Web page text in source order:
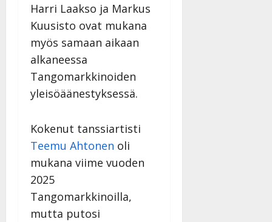
Harri Laakso ja Markus
Kuusisto ovat mukana
myös samaan aikaan
alkaneessa
Tangomarkkinoiden
yleisöäänestyksessä.
Kokenut tanssiartisti
Teemu Ahtonen oli
mukana viime vuoden
2025
Tangomarkkinoilla,
mutta putosi